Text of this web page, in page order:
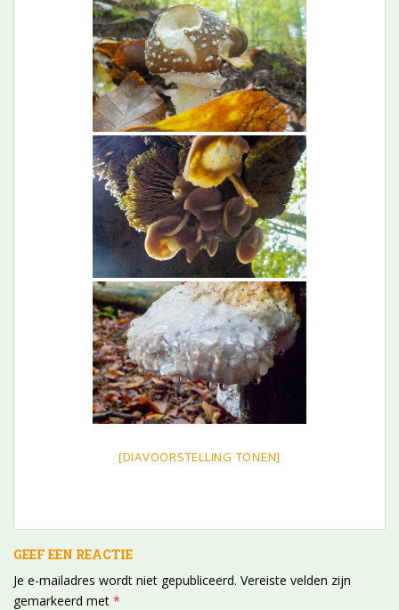
[DIAVOORSTELLING TONEN]
GEEF EEN REACTIE
Je e-mailadres wordt niet gepubliceerd. Vereiste velden zijn
gemarkeerd met *